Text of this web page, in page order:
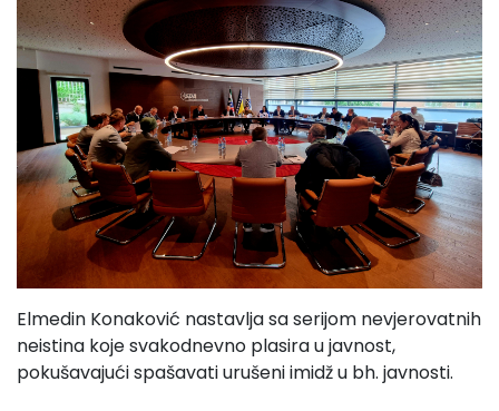
Elmedin Konaković nastavlja sa serijom nevjerovatnih
neistina koje svakodnevno plasira u javnost,
pokušavajući spašavati urušeni imidž u bh. javnosti.